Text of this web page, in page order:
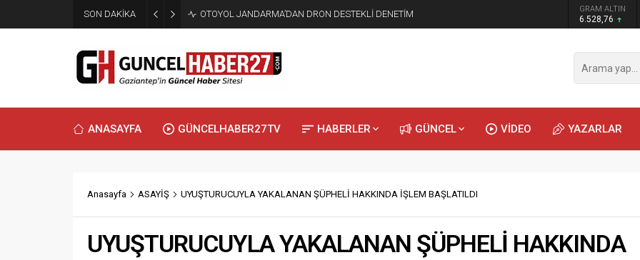
SON DAKİKA OTOYOL JANDARMA’DAN DRON DESTEKLİ DENETİM GRAM ALTIN
6.528,76
ANASAYFA GÜNCELHABER27TV HABERLER GÜNCEL VİDEO YAZARLAR
Anasayfa ASAYİŞ UYUŞTURUCUYLA YAKALANAN ŞÜPHELİ HAKKINDA İŞLEM BAŞLATILDI
UYUŞTURUCUYLA YAKALANAN ŞÜPHELİ HAKKINDA